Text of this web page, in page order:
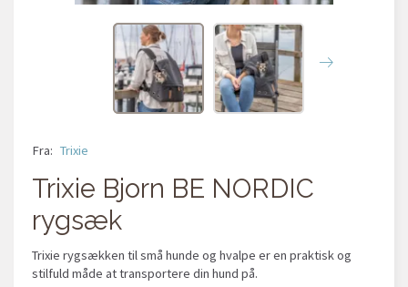
Fra: Trixie
Trixie Bjorn BE NORDIC
rygsæk
Trixie rygsækken til små hunde og hvalpe er en praktisk og
stilfuld måde at transportere din hund på.